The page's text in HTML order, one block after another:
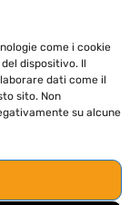
come i cookie
dispositivo. Il
dati come il
sito. Non
su alcune